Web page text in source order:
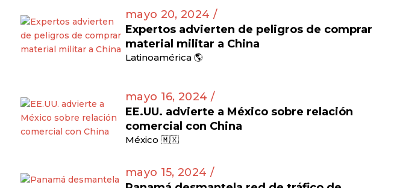
mayo 20, 2024 /
Expertos advierten de peligros de comprar
material militar a China
Latinoamérica 🌎
mayo 16, 2024 /
EE.UU. advierte a México sobre relación
comercial con China
México 🇲🇽
mayo 15, 2024 /